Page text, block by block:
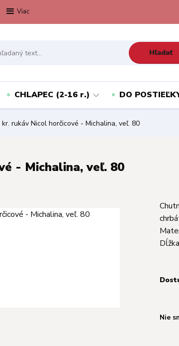
Viac
Hľadať
CHLAPEC (2-16 r.) DO
rukáv Nicol horčicové - Michalina, veľ. 80
- Michalina, veľ. 80
Nie